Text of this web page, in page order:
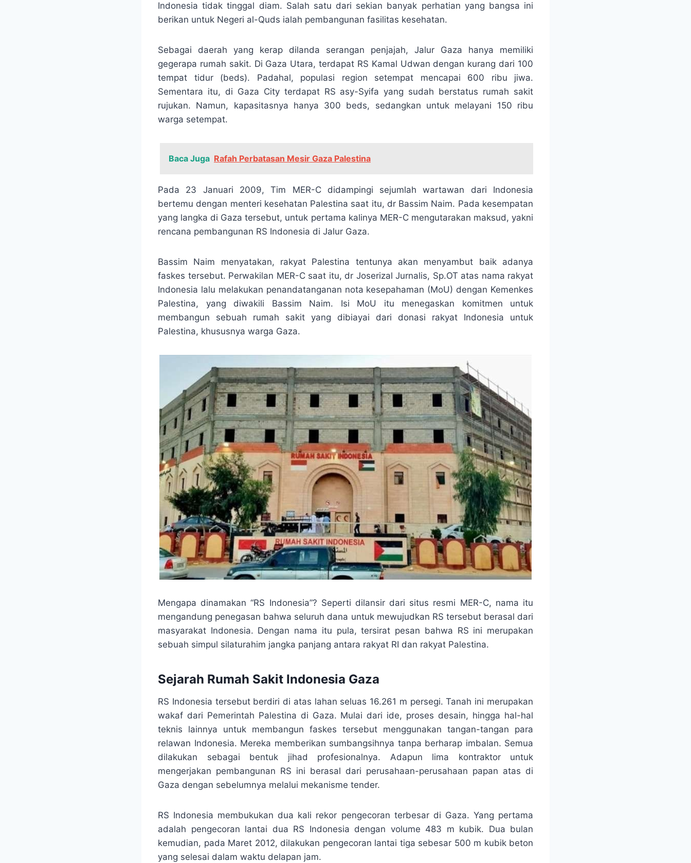
Indonesia tidak tinggal diam. Salah satu dari sekian banyak perhatian yang bangsa ini
berikan untuk Negeri al-Quds ialah pembangunan fasilitas kesehatan.
Sebagai daerah yang kerap dilanda serangan penjajah, Jalur Gaza hanya memiliki
gegerapa rumah sakit. Di Gaza Utara, terdapat RS Kamal Udwan dengan kurang dari 100
tempat tidur (beds). Padahal, populasi region setempat mencapai 600 ribu jiwa.
Sementara itu, di Gaza City terdapat RS asy-Syifa yang sudah berstatus rumah sakit
rujukan. Namun, kapasitasnya hanya 300 beds, sedangkan untuk melayani 150 ribu
warga setempat.
Baca Juga Rafah Perbatasan Mesir Gaza Palestina
Pada 23 Januari 2009, Tim MER-C didampingi sejumlah wartawan dari Indonesia
bertemu dengan menteri kesehatan Palestina saat itu, dr Bassim Naim. Pada kesempatan
yang langka di Gaza tersebut, untuk pertama kalinya MER-C mengutarakan maksud, yakni
rencana pembangunan RS Indonesia di Jalur Gaza.
Bassim Naim menyatakan, rakyat Palestina tentunya akan menyambut baik adanya
faskes tersebut. Perwakilan MER-C saat itu, dr Joserizal Jurnalis, Sp.OT atas nama rakyat
Indonesia lalu melakukan penandatanganan nota kesepahaman (MoU) dengan Kemenkes
Palestina, yang diwakili Bassim Naim. Isi MoU itu menegaskan komitmen untuk
membangun sebuah rumah sakit yang dibiayai dari donasi rakyat Indonesia untuk
Palestina, khususnya warga Gaza.
Mengapa dinamakan “RS Indonesia”? Seperti dilansir dari situs resmi MER-C, nama itu
mengandung penegasan bahwa seluruh dana untuk mewujudkan RS tersebut berasal dari
masyarakat Indonesia. Dengan nama itu pula, tersirat pesan bahwa RS ini merupakan
sebuah simpul silaturahim jangka panjang antara rakyat RI dan rakyat Palestina.
Sejarah Rumah Sakit Indonesia Gaza
RS Indonesia tersebut berdiri di atas lahan seluas 16.261 m persegi. Tanah ini merupakan
wakaf dari Pemerintah Palestina di Gaza. Mulai dari ide, proses desain, hingga hal-hal
teknis lainnya untuk membangun faskes tersebut menggunakan tangan-tangan para
relawan Indonesia. Mereka memberikan sumbangsihnya tanpa berharap imbalan. Semua
dilakukan sebagai bentuk jihad profesionalnya. Adapun lima kontraktor untuk
mengerjakan pembangunan RS ini berasal dari perusahaan-perusahaan papan atas di
Gaza dengan sebelumnya melalui mekanisme tender.
RS Indonesia membukukan dua kali rekor pengecoran terbesar di Gaza. Yang pertama
adalah pengecoran lantai dua RS Indonesia dengan volume 483 m kubik. Dua bulan
kemudian, pada Maret 2012, dilakukan pengecoran lantai tiga sebesar 500 m kubik beton
yang selesai dalam waktu delapan jam.